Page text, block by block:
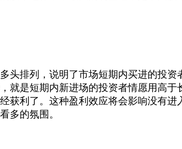
排列，说明了市场短期内买进的投资
就是短期内新进场的投资者情愿用高于
获利了。这种盈利效应将会影响没有进
多的氛围。